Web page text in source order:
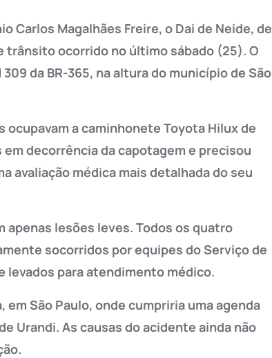
Carlos Magalhães Freire, o Dai de Neide, de
trânsito ocorrido no último sábado (25). O
da BR-365, na altura do município de São
a caminhonete Toyota Hilux de
decorrência da capotagem e precisou
avaliação médica mais detalhada do seu
lesões leves. Todos os quatro
socorridos por equipes do Serviço de
levados para atendimento médico.
São Paulo, onde cumpriria uma agenda
Urandi. As causas do acidente ainda não